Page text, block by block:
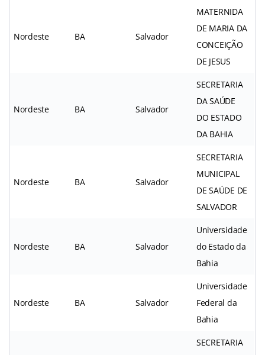
Nordeste BA Salvador
MATERNIDA
DE MARIA DA
CONCEIÇÃO
DE JESUS
Nordeste BA Salvador
SECRETARIA
DA SAÚDE
DO ESTADO
DA BAHIA
Nordeste BA Salvador
SECRETARIA
MUNICIPAL
DE SAÚDE DE
SALVADOR
Nordeste BA Salvador
Universidade
do Estado da
Bahia
Nordeste BA Salvador
Universidade
Federal da
Bahia
SECRETARIA